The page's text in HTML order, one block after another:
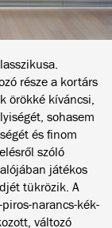
része a kortárs
örökké kíváncsi,
sohasem
és finom
szóló
játékos
tükrözik. A
narancs-kék-
változó